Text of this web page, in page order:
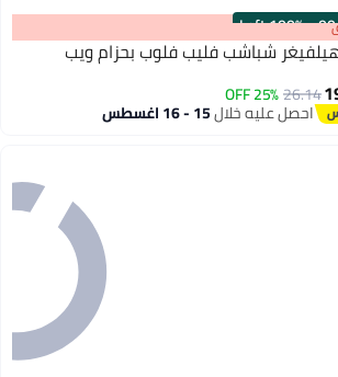
00
·
100% Left
3
شباشب فليب فلوب بحزام ويب
26.14
25% OFF
احصل عليه خلال15 - 16 اغسطس